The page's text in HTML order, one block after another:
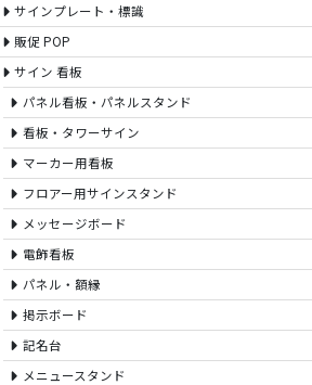
サインプレート・標識
販促 POP
サイン 看板
パネル看板・パネルスタンド
看板・タワーサイン
マーカー用看板
フロアー用サインスタンド
メッセージボード
電飾看板
パネル・額縁
掲示ボード
記名台
メニュースタンド